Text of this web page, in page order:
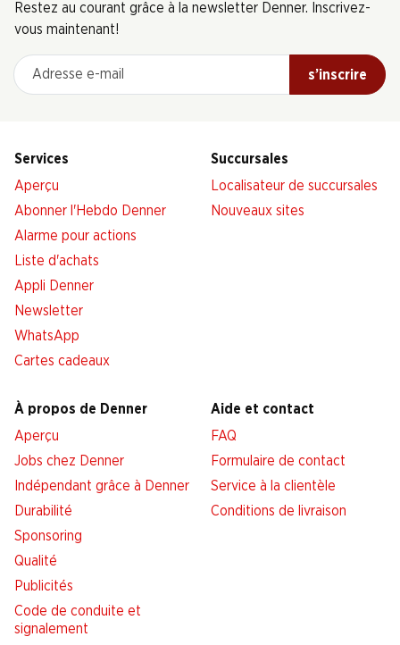
Restez au courant grâce à la newsletter Denner. Inscrivez-
vous maintenant!
Adresse e-mail
s’inscrire
Services
Aperçu
Abonner l'Hebdo Denner
Alarme pour actions
Liste d'achats
Appli Denner
Newsletter
WhatsApp
Cartes cadeaux
Succursales
Localisateur de succursales
Nouveaux sites
À propos de Denner
Aperçu
Jobs chez Denner
Indépendant grâce à Denner
Durabilité
Sponsoring
Qualité
Publicités
Code de conduite et
signalement
Aide et contact
FAQ
Formulaire de contact
Service à la clientèle
Conditions de livraison